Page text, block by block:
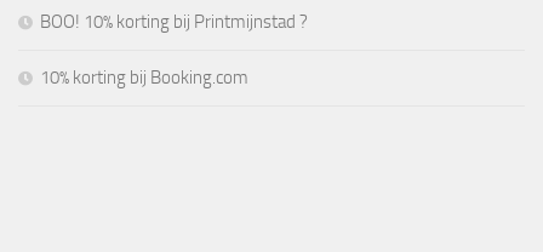
BOO! 10% korting bij Printmijnstad ?
10% korting bij Booking.com